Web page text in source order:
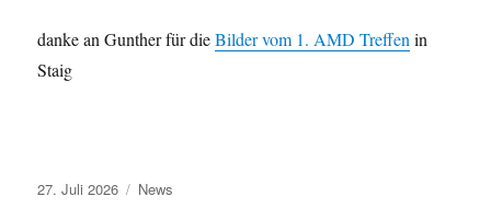
danke an Gunther für dieBilder vom 1. AMD Treffen in
Staig
Veröffentlicht
27. Juli 2026 Kategorien
News